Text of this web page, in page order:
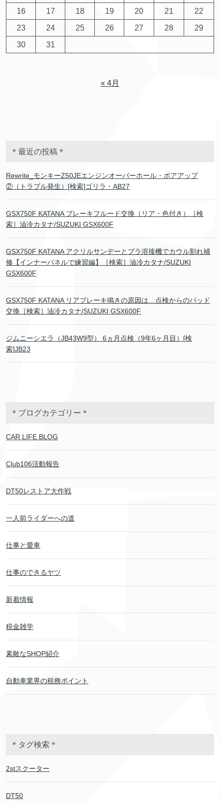
16 17 18 19 20 21
22
23
24 25 26 27 28
29
30
31
« 4月
＊最近の投稿＊
Rewrite_モンキーZ50JEエンジンオーバーホール・ボアアップ
②（トラブル発生）[検索]ゴリラ・AB27
GSX750F KATANA ブレーキフルード交換（リア・色付き）［検
索］油冷カタナ/SUZUKI GSX600F
GSX750F KATANA アクリルサンデーとプラ溶接機でカウル割れ補
修【インナーパネルで練習編】［検索］油冷カタナ/SUZUKI
GSX600F
GSX750F KATANA リアブレーキ鳴きの原因は…点検からのパッド
交換［検索］油冷カタナ/SUZUKI GSX600F
ジムニーシエラ（JB43W9型） 6ヵ月点検（9年6ヶ月目）[検
索]JB23
＊ブログカテゴリー＊
CAR LIFE BLOG
Club106活動報告
DT50レストア大作戦
一人前ライダーへの道
仕事と愛車
仕事のできるヤツ
新着情報
税金雑学
素敵なSHOP紹介
自動車業界の税務ポイント
＊タグ検索＊
2stスクーター
DT50